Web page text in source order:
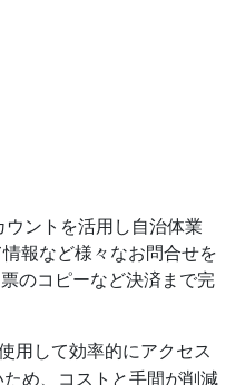
用して効率的にアクセス
め、コストと手間が削減